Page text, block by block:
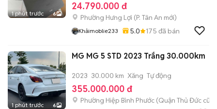
1 phút trước 6
24.790.000 đ
Phường Hưng Lợi (P. Tân An mới)
Khảimoblie233 5.0 175 đã bán
1 phút trước 6
MG MG 5 STD 2023 Trắng 30.000km
2023 30.000 km Xăng Tự động
355.000.000 đ
Phường Hiệp Bình Phước (Quận Thủ Đức cũ)